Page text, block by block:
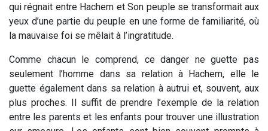
qui régnait entre Hachem et Son peuple se transformait aux
yeux d’une partie du peuple en une forme de familiarité, où
la mauvaise foi se mêlait à l’ingratitude.
Comme chacun le comprend, ce danger ne guette pas
seulement l’homme dans sa relation à Hachem, elle le
guette également dans sa relation à autrui et, souvent, aux
plus proches. Il suffit de prendre l’exemple de la relation
entre les parents et les enfants pour trouver une illustration